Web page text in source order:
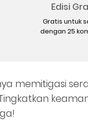
Edisi
Gratis untuk
dengan 25
memitigasi